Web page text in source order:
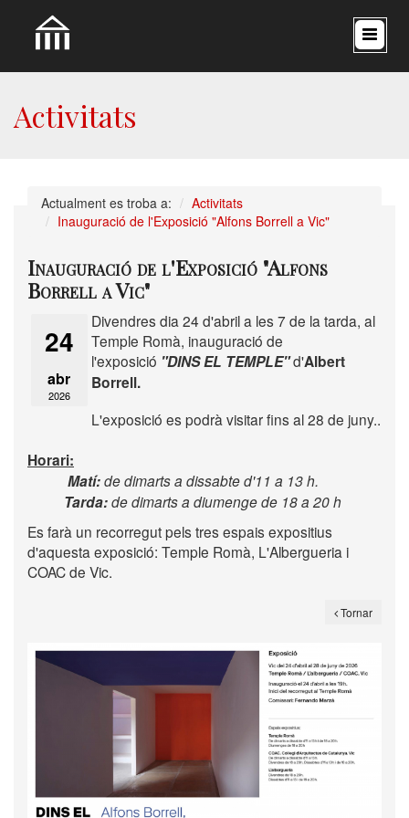
Activitats
Actualment es troba a:
Activitats
Inauguració de l'Exposició "Alfons Borrell a Vic"
Inauguració de l'Exposició "Alfons
Borrell a Vic"
24
abr
2026
Divendres dia 24 d'abril a les 7 de la tarda, al
Temple Romà, inauguració de
l'exposició "DINS EL TEMPLE"d'Albert
Borrell.
L'exposició es podrà visitar fins al 28 de juny..
Horari:
Matí:de dimarts a dissabte d'11 a 13 h.
Tarda:de dimarts a diumenge de 18 a 20 h
Es farà un recorregut pels tres espais expositius
d'aquesta exposició: Temple Romà, L'Albergueria i
COAC de Vic.
Tornar